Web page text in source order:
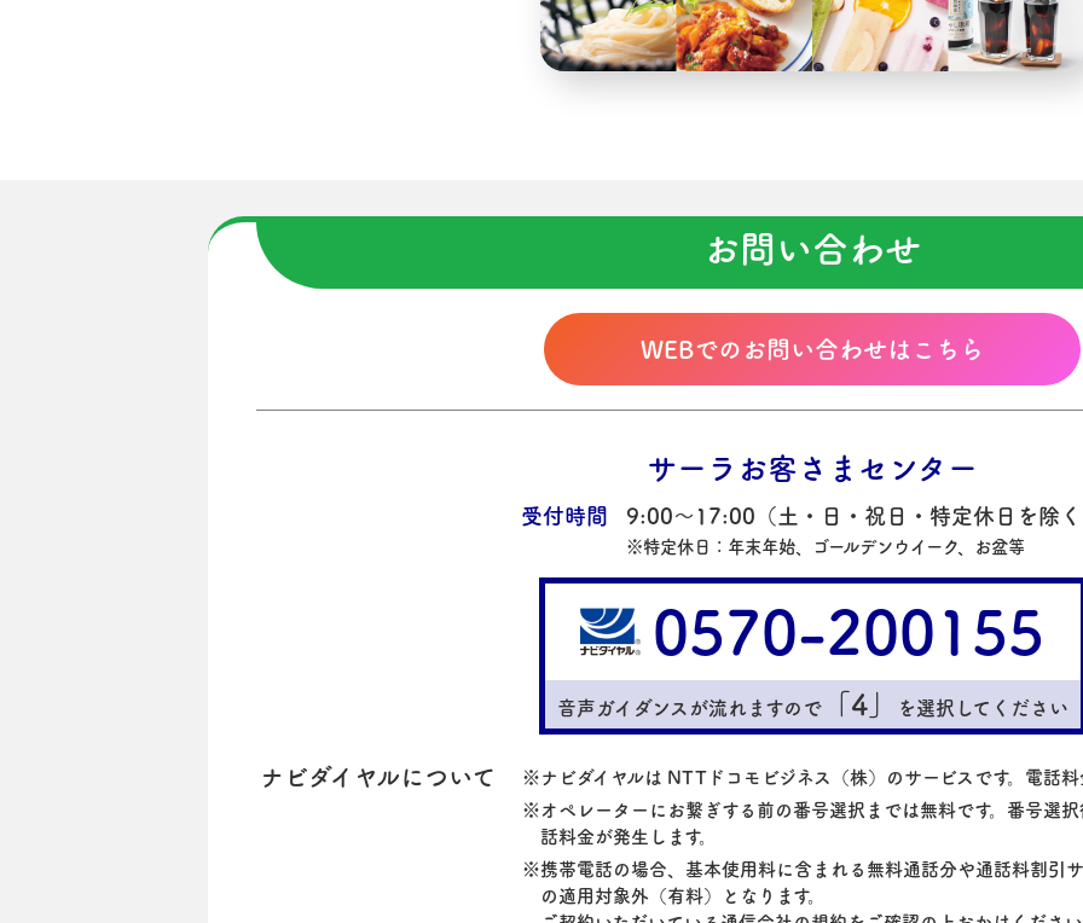
お問い合わせ
WEBでのお問い合わせはこちら
サーラお客さまセンター
受付時間 9:00～17:00 （土・日・祝日・特定休日を除
※特定休日：年末年始、ゴールデンウイーク、お盆等
0570-200155
音声ガイダンスが流れますので「4」 を選択してください
ナビダイヤルについて
ナビダイヤルは NTTドコモビジネス（株）のサービスです。電話
オペレーターにお繋ぎする前の番号選択までは無料です。番号選
話料金が発生します。
携帯電話の場合、基本使用料に含まれる無料通話分や通話料割引
の適用対象外（有料）となります。